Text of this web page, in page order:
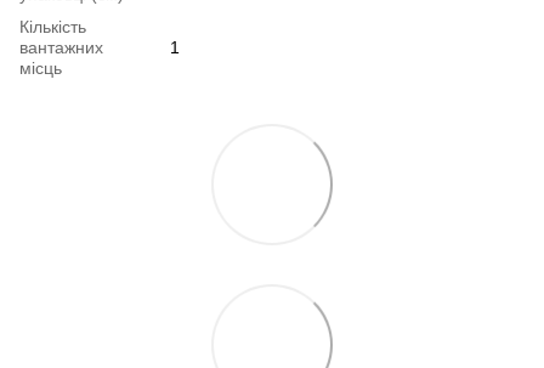
Кількість
вантажних
місць
1